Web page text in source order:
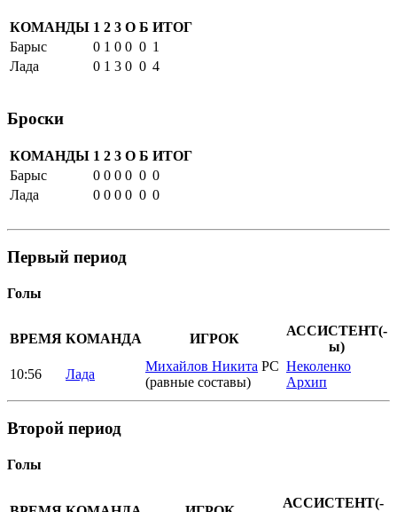
КОМАНДЫ 1 2 3 О Б ИТОГ
Барыс
0 1 0 0 0 1
Лада
0 1 3 0 0 4
Броски
КОМАНДЫ 1 2 3 О Б ИТОГ
Барыс
0 0 0 0 0 0
Лада
0 0 0 0 0 0
Первый период
Голы
ВРЕМЯ КОМАНДА ИГРОК
АССИСТЕНТ(-
ы)
10:56
Лада
Михайлов Никита РС
(равные составы)
Неколенко
Архип
Второй период
Голы
АССИСТЕНТ(-